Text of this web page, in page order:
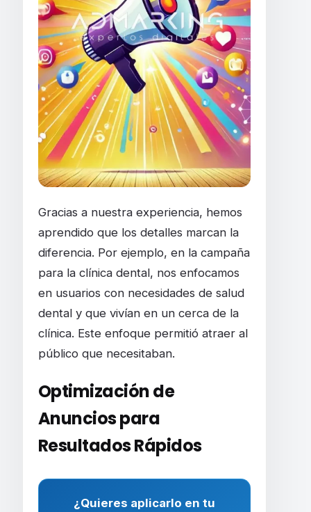
Gracias a nuestra experiencia, hemos
aprendido que los detalles marcan la
diferencia. Por ejemplo, en la campaña
para la clínica dental, nos enfocamos
en usuarios con necesidades de salud
dental y que vivían en un cerca de la
clínica. Este enfoque permitió atraer al
público que necesitaban.
Optimización de
Anuncios para
Resultados Rápidos
¿Quieres aplicarlo en tu